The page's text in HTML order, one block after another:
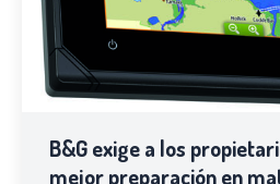
B&G exige a los
mejor preparación en